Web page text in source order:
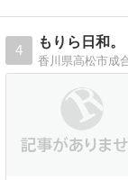
4
もりら日和。